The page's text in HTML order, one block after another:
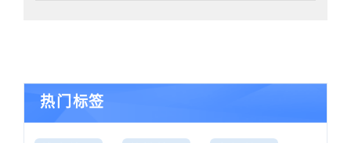
热门标签